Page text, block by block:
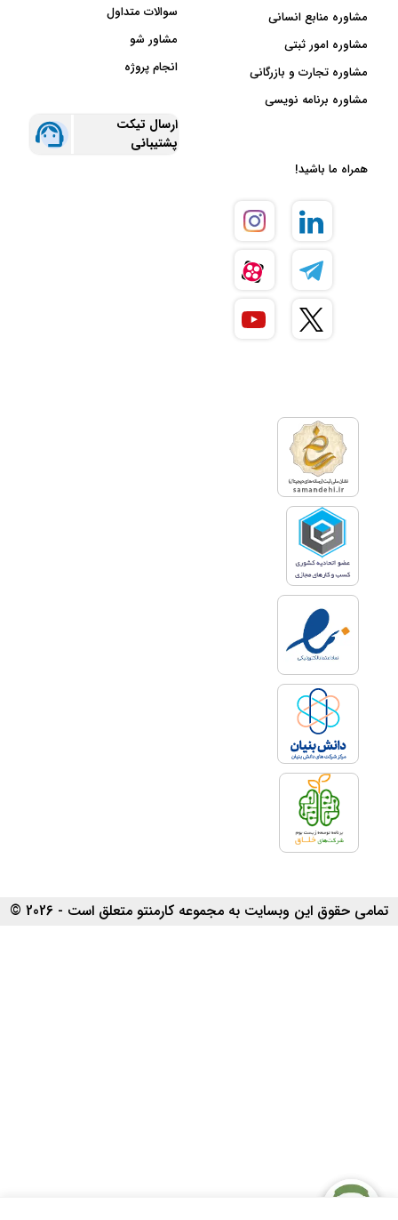
مشاوره منابع انسانی
مشاوره امور ثبتی
مشاوره تجارت و بازرگانی
مشاوره برنامه نویسی
سوالات متداول
مشاور شو
انجام پروژه
ارسال تیکت
پشتیبانی
همراه ما باشید!
تمامی حقوق این وبسایت به مجموعه کارمنتو متعلق است - 2026 ©